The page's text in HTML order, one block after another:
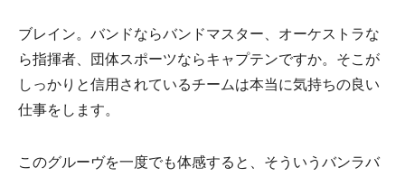
ブレイン。バンドならバンドマスター、オーケストラな
ら指揮者、団体スポーツならキャプテンですか。そこが
しっかりと信用されているチームは本当に気持ちの良い
仕事をします。
このグルーヴを一度でも体感すると、そういうバンラバ